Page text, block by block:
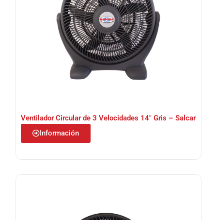
Ventilador Circular de 3 Velocidades 14″ Gris – Salcar
Información